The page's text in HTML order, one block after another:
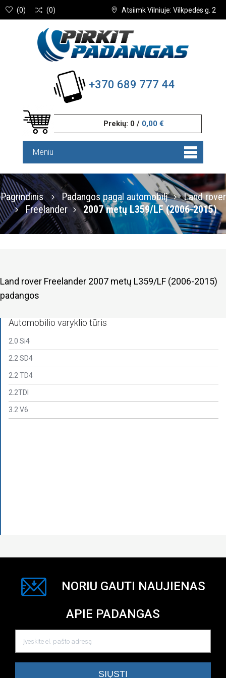
Atsiimk Vilniuje: Vilkpedės g. 2
(0) (0)
+370 689 777 44
Prekių: 0 / 0,00 €
Meniu
Pagrindinis Padangos pagal automobilį
Land rover
Freelander
2007 metų L359/LF (2006-2015)
Land rover Freelander 2007 metų L359/LF (2006-2015)
padangos
Automobilio varyklio tūris
2.0 Si4
2.2 SD4
2.2 TD4
2.2TDI
3.2 V6
NORIU GAUTI NAUJIENAS
APIE PADANGAS